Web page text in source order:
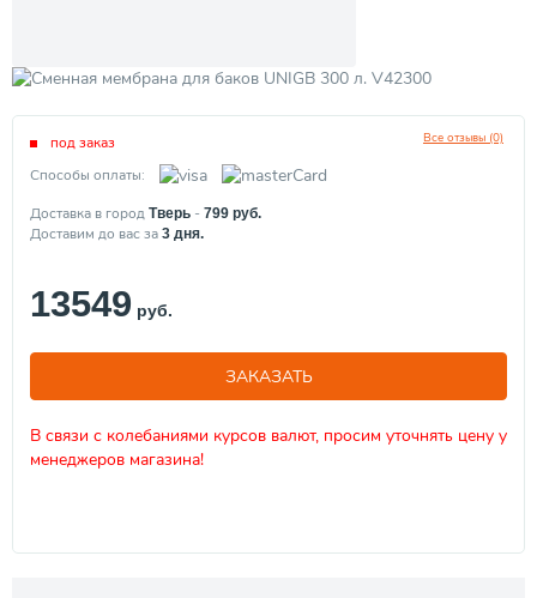
Все отзывы (0)
под заказ
Способы оплаты:
Доставка в город Тверь - 799 руб.
Доставим до вас за 3 дня.
13549 руб.
ЗАКАЗАТЬ
В связи с колебаниями курсов валют, просим уточнять цену у
менеджеров магазина!